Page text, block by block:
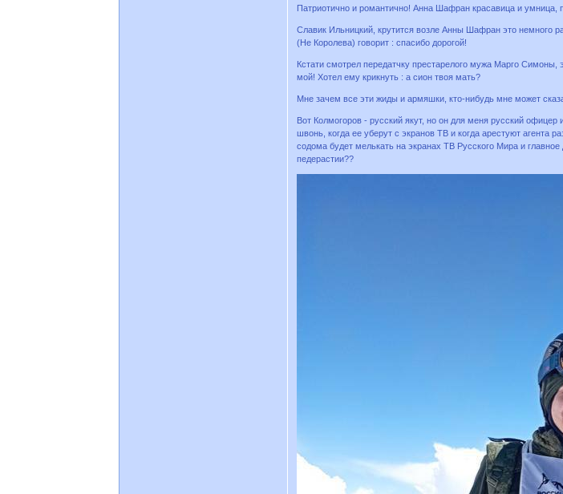
Патриотично и романтично! Анна Шафран красавица и умница,
Славик Ильницкий, крутится возле Анны Шафран это немного
(Не Королева) говорит : спасибо дорогой!
Кстати смотрел передатчку престарелого мужа Марго
мой! Хотел ему крикнуть : а сион твоя мать?
Мне зачем все эти жиды и армяшки, кто-нибудь мне может
Вот Колмогоров - русский якут, но он для меня русский
швонь, когда ее уберут с экранов ТВ и когда арестуют агента
содома будет мелькать на экранах ТВ Русского Мира и
педерастии??